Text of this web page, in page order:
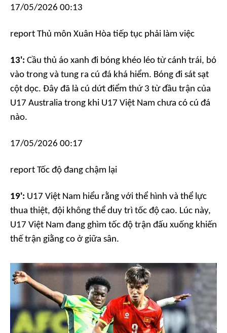
17/05/2026 00:13
report Thủ môn Xuân Hòa tiếp tục phải làm việc
13': Cầu thủ áo xanh đi bóng khéo léo từ cánh trái, bó
vào trong và tung ra cú đá khá hiểm. Bóng đi sát sạt
cột dọc. Đây đã là cú dứt điểm thứ 3 từ đầu trận của
U17 Australia trong khi U17 Việt Nam chưa có cú đá
nào.
17/05/2026 00:17
report Tốc độ đang chậm lại
19': U17 Việt Nam hiểu rằng với thể hình và thể lực
thua thiệt, đội không thể duy trì tốc độ cao. Lúc này,
U17 Việt Nam đang ghìm tốc độ trận đấu xuống khiến
thế trận giằng co ở giữa sân.